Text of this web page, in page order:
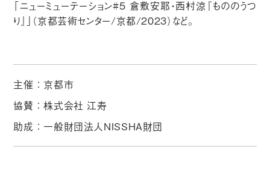
「ニューミューテーション#5 倉敷安耶・西村涼『もののうつ
り』」（京都芸術センター/京都/2023）など。
主催：京都市
協賛：株式会社 江寿
助成：一般財団法人NISSHA財団